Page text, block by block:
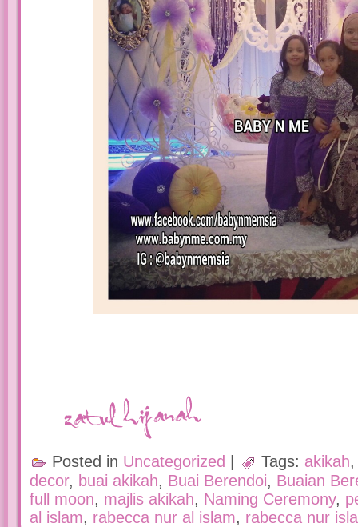
Posted in Uncategorized Tags: akikah
decor, buai akikah, Buai Berendoi, Buaian
full moon, majlis akikah, Naming Ceremony,
al islam, rabecca nur al islam, rabecca nur